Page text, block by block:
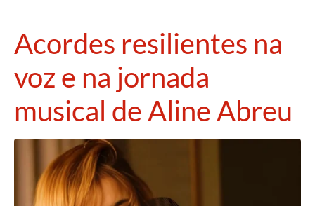
Acordes resilientes na
voz e na jornada
musical de Aline Abreu